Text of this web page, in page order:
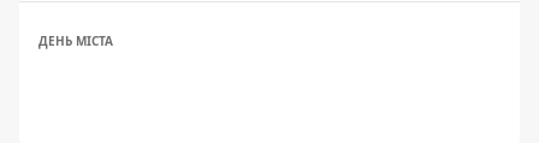
ДЕНЬ МІСТА